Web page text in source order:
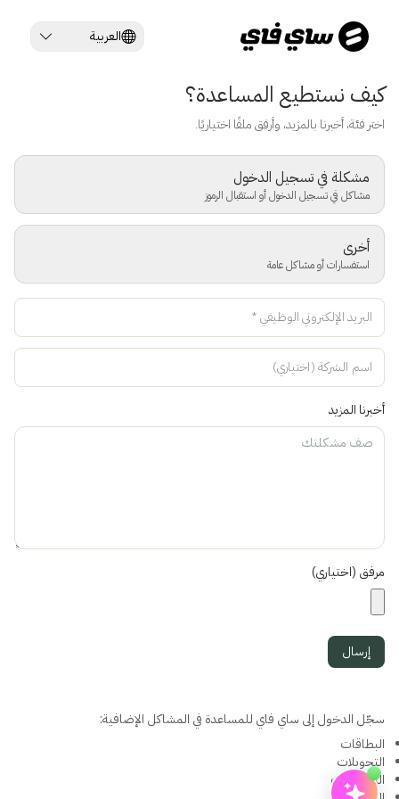
العربية
كيف نستطيع المساعدة؟
اختر فئة، أخبرنا بالمزيد، وأرفق ملفًا اختياريًا.
مشكلة في تسجيل الدخول
مشاكل في تسجيل الدخول أو استقبال الرموز
أخرى
استفسارات أو مشاكل عامة
البريد الإلكتروني الوظيفي*
اسم الشركة (اختياري)
أخبرنا المزيد
مرفق (اختياري)
إرسال
سجّل الدخول إلى ساي فاي للمساعدة في المشاكل الإضافية:
البطاقات
التحويلات
المصروفات
مساعد
احجز عرضاً📅